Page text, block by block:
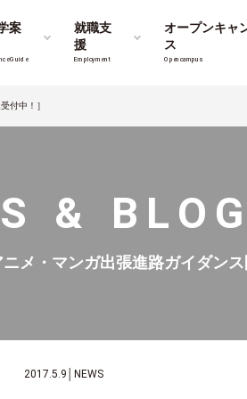
案
Guide
就職支
援
Employment
オープンキャ
ス
Opencampus
付中！］
& BLOG
メ・マンガ出張進路ガイダン
2017.5.9 NEWS